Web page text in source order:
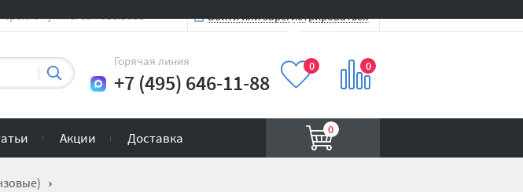
пункты самовывоза Войти или зарегистрироваться
Горячая линия
+7 (495) 646-11-88
0 0
Акции Доставка 0
Вход на сайт